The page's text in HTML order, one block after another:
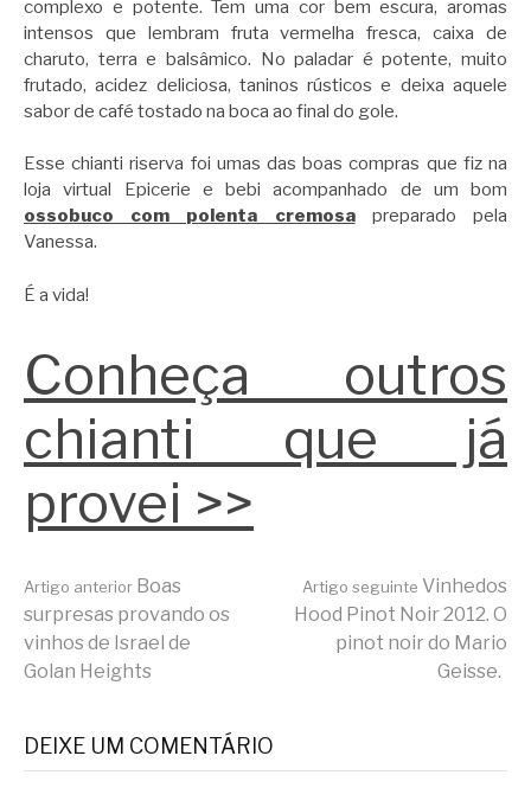
complexo e potente. Tem uma cor bem escura, aromas
intensos que lembram fruta vermelha fresca, caixa de
charuto, terra e balsâmico. No paladar é potente, muito
frutado, acidez deliciosa, taninos rústicos e deixa aquele
sabor de café tostado na boca ao final do gole.
Esse chianti riserva foi umas das boas compras que fiz na
loja virtual Epicerie e bebi acompanhado de um bom
ossobuco com polenta cremosapreparado pela
Vanessa.
É a vida!
Conheça outros
chianti que já
provei >>
Continue
lendo
Artigo anterior Boas
surpresas provando os
vinhos de Israel de
Golan Heights
Artigo seguinte Vinhedos
Hood Pinot Noir 2012. O
pinot noir do Mario
Geisse.
DEIXE UM COMENTÁRIO